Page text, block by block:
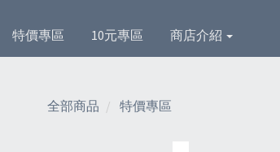
特價專區 10元專區 商店介紹
全部商品 特價專區